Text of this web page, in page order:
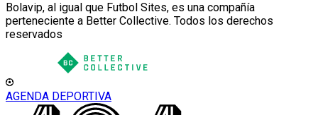
Bolavip, al igual que Futbol Sites, es una compañía
perteneciente a Better Collective. Todos los derechos
reservados
AGENDA DEPORTIVA